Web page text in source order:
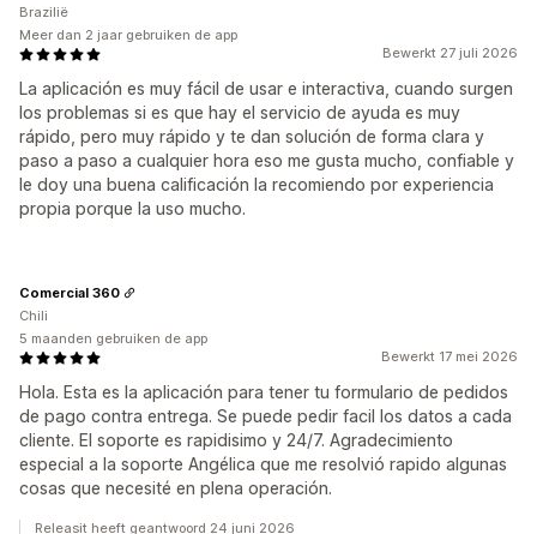
Bewerkt 27 juli 2026
La aplicación es muy fácil de usar e interactiva, cuando surgen
los problemas si es que hay el servicio de ayuda es muy
rápido, pero muy rápido y te dan solución de forma clara y
paso a paso a cualquier hora eso me gusta mucho, confiable y
le doy una buena calificación la recomiendo por experiencia
propia porque la uso mucho.
Brazilië
Meer dan 2 jaar gebruiken de app
Bewerkt 17 mei 2026
Hola. Esta es la aplicación para tener tu formulario de pedidos
de pago contra entrega. Se puede pedir facil los datos a cada
cliente. El soporte es rapidisimo y 24/7. Agradecimiento
especial a la soporte Angélica que me resolvió rapido algunas
cosas que necesité en plena operación.
Comercial 360
Chili
5 maanden gebruiken de app
Releasit heeft geantwoord 24 juni 2026